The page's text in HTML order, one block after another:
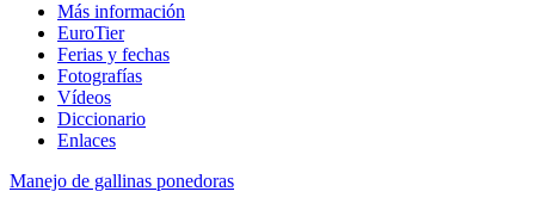
Más información
EuroTier
Ferias y fechas
Fotografías
Vídeos
Diccionario
Enlaces
Manejo de gallinas ponedoras